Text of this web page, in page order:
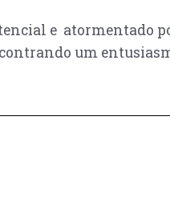
e atormentado
um